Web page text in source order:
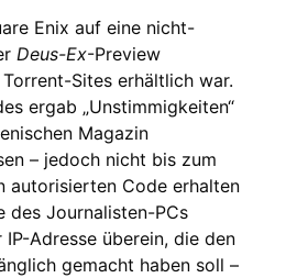
Enix auf eine nicht-
Deus-Ex-Preview
Sites erhältlich war.
ergab „Unstimmigkeiten“
Magazin
– jedoch nicht bis zum
autorisierten Code erhalten
des Journalisten-PCs
Adresse überein, die den
gemacht haben soll –